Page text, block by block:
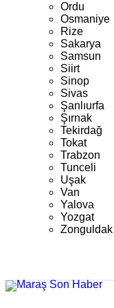
Ordu
Osmaniye
Rize
Sakarya
Samsun
Siirt
Sinop
Sivas
Şanlıurfa
Şırnak
Tekirdağ
Tokat
Trabzon
Tunceli
Uşak
Van
Yalova
Yozgat
Zonguldak